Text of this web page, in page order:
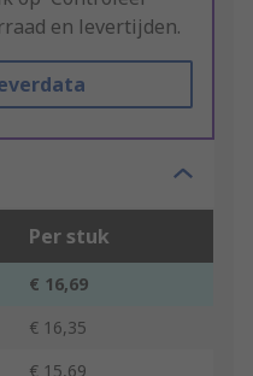
en levertijden.
Per stuk
€ 16,69
€ 16,35
€ 15,69